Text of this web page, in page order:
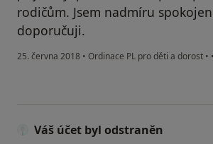
rodičům. Jsem nadmíru
doporučuji.
25. června 2018 • Ordinace PL pro děti a dorost • •
Váš účet byl odstraněn